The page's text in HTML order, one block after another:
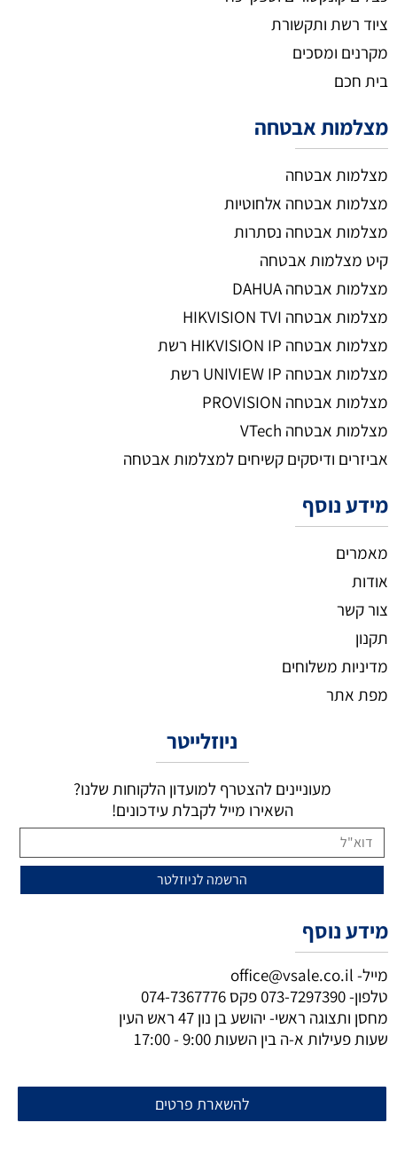
ציוד רשת ותקשורת
מקרנים ומסכים
בית חכם
מצלמות אבטחה
מצלמות אבטחה
מצלמות אבטחה אלחוטיות
מצלמות אבטחה נסתרות
קיט מצלמות אבטחה
מצלמות אבטחה DAHUA
מצלמות אבטחה HIKVISION TVI
מצלמות אבטחה HIKVISION IP רשת
מצלמות אבטחה UNIVIEW IP רשת
מצלמות אבטחה PROVISION
מצלמות אבטחה VTech
אביזרים ודיסקים קשיחים למצלמות אבטחה
מידע נוסף
מאמרים
אודות
צור קשר
תקנון
מדיניות משלוחים
מפת אתר
ניוזלייטר
מעוניינים להצטרף למועדון הלקוחות שלנו?
השאירו מייל לקבלת עידכונים!
מידע נוסף
מייל- office@vsale.co.il
טלפון-073-7297390פקס 074-7367776
מחסן ותצוגה ראשי- יהושע בן נון 47 ראש העין
שעות פעילות א-ה בין השעות 9:00 - 17:00
להשארת פרטים